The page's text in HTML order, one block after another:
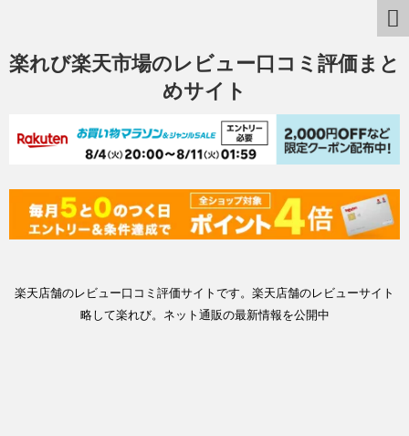
楽れび楽天市場のレビュー口コミ評価まと
めサイト
楽天店舗のレビュー口コミ評価サイトです。楽天店舗のレビューサイト
略して楽れび。ネット通販の最新情報を公開中